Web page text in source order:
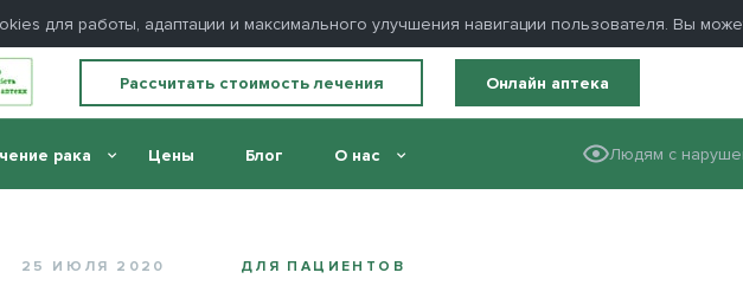
для работы, адаптации и максимального улучшения навигации пользователя. Вы
Рассчитать стоимость лечения Онлайн аптека
Людям с
рака Цены Блог О нас
25 ИЮЛЯ 2020 ДЛЯ ПАЦИЕНТОВ